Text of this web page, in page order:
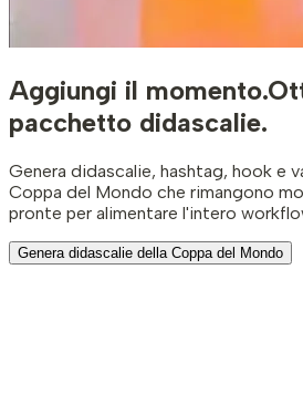
Aggiungi il momento.
pacchetto didascalie.
Genera didascalie, hashtag, hook e
Coppa del Mondo che rimangono
pronte per alimentare l'intero
Genera didascalie della Coppa del Mondo